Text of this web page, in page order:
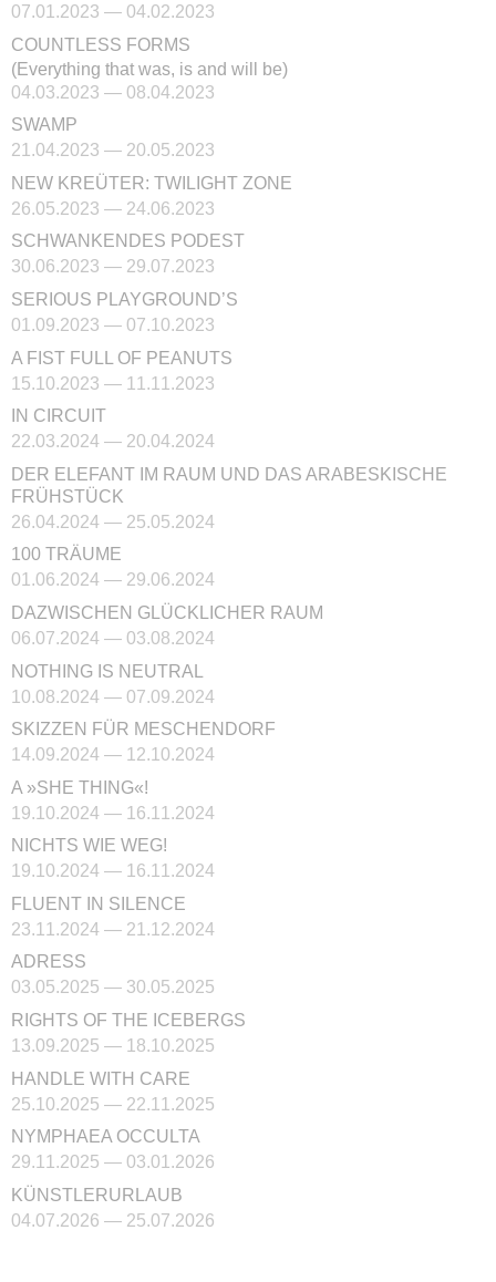
07.01.2023 — 04.02.2023
COUNTLESS FORMS
(Everything that was, is and will be)
04.03.2023 — 08.04.2023
SWAMP
21.04.2023 — 20.05.2023
NEW KREÜTER: TWILIGHT ZONE
26.05.2023 — 24.06.2023
SCHWANKENDES PODEST
30.06.2023 — 29.07.2023
SERIOUS PLAYGROUND’S
01.09.2023 — 07.10.2023
A FIST FULL OF PEANUTS
15.10.2023 — 11.11.2023
IN CIRCUIT
22.03.2024 — 20.04.2024
DER ELEFANT IM RAUM UND DAS ARABESKISCHE
FRÜHSTÜCK
26.04.2024 — 25.05.2024
100 TRÄUME
01.06.2024 — 29.06.2024
DAZWISCHEN GLÜCKLICHER RAUM
06.07.2024 — 03.08.2024
NOTHING IS NEUTRAL
10.08.2024 — 07.09.2024
SKIZZEN FÜR MESCHENDORF
14.09.2024 — 12.10.2024
A »SHE THING«!
19.10.2024 — 16.11.2024
NICHTS WIE WEG!
19.10.2024 — 16.11.2024
FLUENT IN SILENCE
23.11.2024 — 21.12.2024
ADRESS
03.05.2025 — 30.05.2025
RIGHTS OF THE ICEBERGS
13.09.2025 — 18.10.2025
HANDLE WITH CARE
25.10.2025 — 22.11.2025
NYMPHAEA OCCULTA
29.11.2025 — 03.01.2026
KÜNSTLERURLAUB
04.07.2026 — 25.07.2026